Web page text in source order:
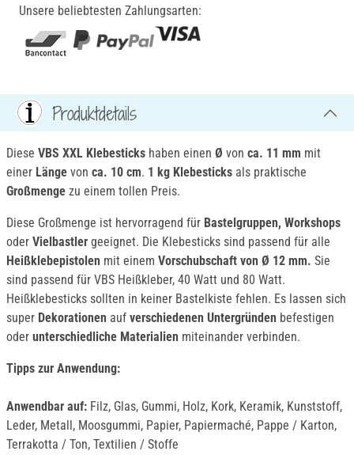
Unsere beliebtesten Zahlungsarten:
Produktdetails
Diese VBS XXL Klebesticks haben einen Ø von ca. 11 mm mit
einer Länge von ca. 10 cm. 1 kg Klebesticks als praktische
Großmenge zu einem tollen Preis.
Diese Großmenge ist hervorragend für Bastelgruppen, Workshops
oder Vielbastler geeignet. Die Klebesticks sind passend für alle
Heißklebepistolen mit einem Vorschubschaft von Ø 12 mm. Sie
sind passend für VBS Heißkleber, 40 Watt und 80 Watt.
Heißklebesticks sollten in keiner Bastelkiste fehlen. Es lassen sich
super Dekorationen auf verschiedenen Untergründen befestigen
oder unterschiedliche Materialien miteinander verbinden.
Tipps zur Anwendung:
Anwendbar auf: Filz, Glas, Gummi, Holz, Kork, Keramik, Kunststoff,
Leder, Metall, Moosgummi, Papier, Papiermaché, Pappe / Karton,
Terrakotta / Ton, Textilien / Stoffe